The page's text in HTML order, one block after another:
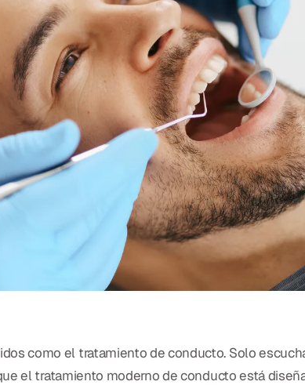
como el tratamiento de conducto. Solo
el tratamiento moderno de conducto está